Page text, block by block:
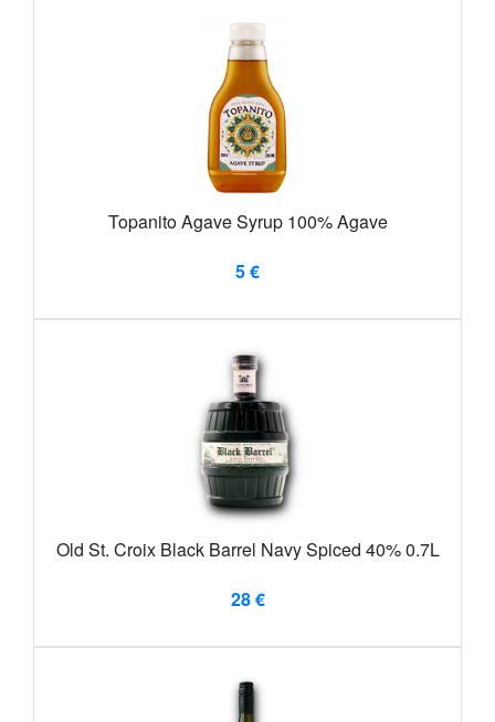
Topanito Agave Syrup 100% Agave
5 €
Old St. Croix Black Barrel Navy Spiced 40% 0.7L
28 €